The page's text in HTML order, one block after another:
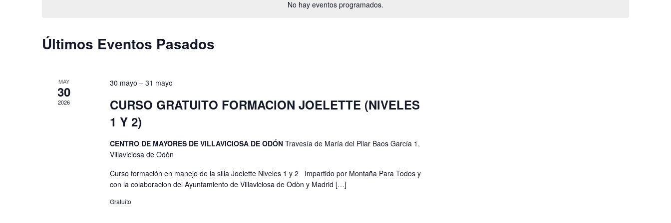
No hay eventos programados.
vistas
de
Eventos
clave.
Últimos Eventos Pasados
MAY
30
2026
30 mayo – 31 mayo
CURSO GRATUITO FORMACION JOELETTE (NIVELES
1 Y 2)
CENTRO DE MAYORES DE VILLAVICIOSA DE ODÓN Travesía de María del Pilar Baos García 1,
Villaviciosa de Odòn
Curso formación en manejo de la silla Joelette Niveles 1 y 2 Impartido por Montaña Para Todos y
con la colaboracion del Ayuntamiento de Villaviciosa de Odòn y Madrid […]
Gratuito